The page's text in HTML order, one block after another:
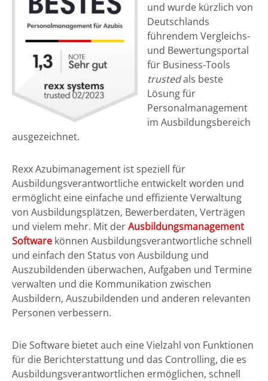
und wurde kürzlich von
Deutschlands
führendem Vergleichs-
und Bewertungsportal
für Business-Tools
trustedals beste
Lösung für
Personalmanagement
im Ausbildungsbereich
ausgezeichnet.
Rexx Azubimanagement ist speziell für
Ausbildungsverantwortliche entwickelt worden und
ermöglicht eine einfache und effiziente Verwaltung
von Ausbildungsplätzen, Bewerberdaten, Verträgen
und vielem mehr. Mit derAusbildungsmanagement
Software können Ausbildungsverantwortliche schnell
und einfach den Status von Ausbildung und
Auszubildenden überwachen, Aufgaben und Termine
verwalten und die Kommunikation zwischen
Ausbildern, Auszubildenden und anderen relevanten
Personen verbessern.
Die Software bietet auch eine Vielzahl von Funktionen
für die Berichterstattung und das Controlling, die es
Ausbildungsverantwortlichen ermöglichen, schnell